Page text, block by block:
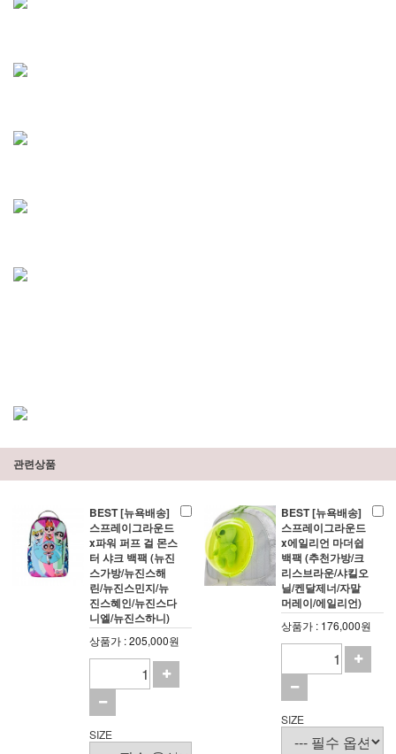
관련상품
BEST [뉴욕배송]
스프레이그라운드
x파워 퍼프 걸 몬스
터 샤크 백팩 (뉴진
스가방/뉴진스해
린/뉴진스민지/뉴
진스혜인/뉴진스다
니엘/뉴진스하니)
상품가 : 205,000원
SIZE
BEST [뉴욕배송]
스프레이그라운드
x에일리언 마더쉽
백팩 (추천가방/크
리스브라운/샤킬오
닐/켄달제너/자말
머레이/에일리언)
상품가 : 176,000원
SIZE